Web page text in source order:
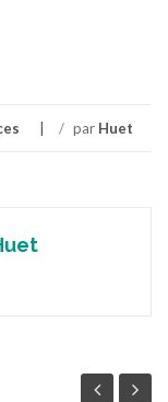
/ par Huet